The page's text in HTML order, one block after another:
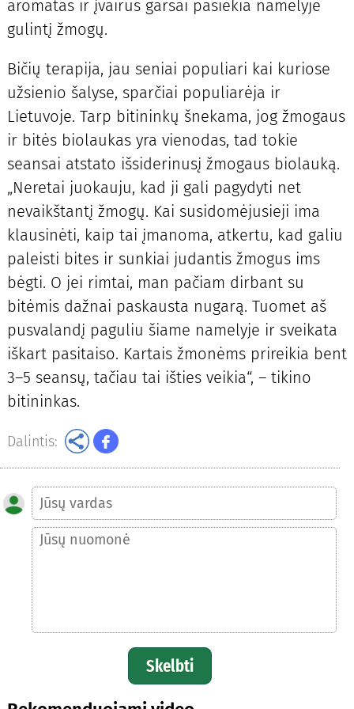
aromatas ir įvairūs garsai pasiekia namelyje
gulintį žmogų.
Bičių terapija, jau seniai populiari kai kuriose
užsienio šalyse, sparčiai populiarėja ir
Lietuvoje. Tarp bitininkų šnekama, jog žmogaus
ir bitės biolaukas yra vienodas, tad tokie
seansai atstato išsiderinusį žmogaus biolauką.
„Neretai juokauju, kad ji gali pagydyti net
nevaikštantį žmogų. Kai susidomėjusieji ima
klausinėti, kaip tai įmanoma, atkertu, kad galiu
paleisti bites ir sunkiai judantis žmogus ims
bėgti. O jei rimtai, man pačiam dirbant su
bitėmis dažnai paskausta nugarą. Tuomet aš
pusvalandį paguliu šiame namelyje ir sveikata
iškart pasitaiso. Kartais žmonėms prireikia bent
3–5 seansų, tačiau tai išties veikia“, – tikino
bitininkas.
Dalintis:
Skelbti